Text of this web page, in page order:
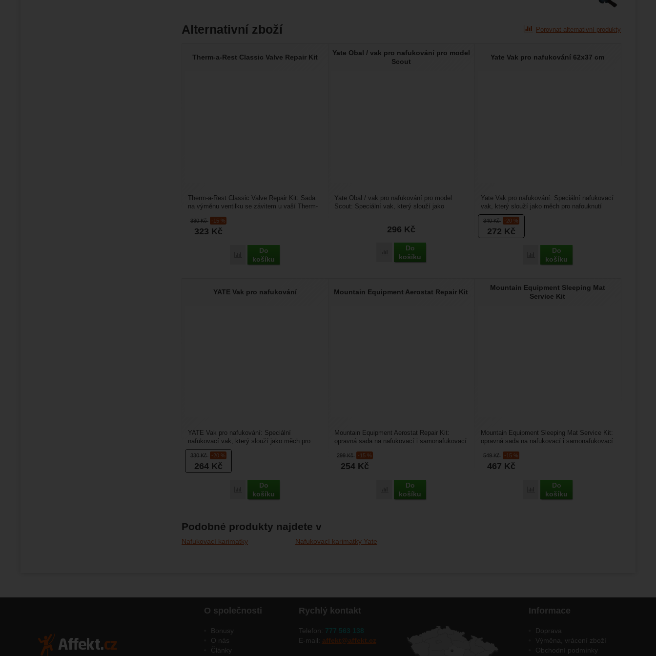
Alternativní zboží Porovnat alternativní produkty
Therm-a-Rest Classic Valve Repair Kit
380Kč -15 %
323 Kč
Porovnat
Do
košíku
Therm-a-Rest Classic Valve Repair Kit: Sada
na výměnu ventilku se závitem u vaší Therm-
Yate Obal / vak pro nafukování pro model
Scout
296 Kč
Porovnat
Do
košíku
Yate Obal / vak pro nafukování pro model
Scout: Speciální vak, který slouží jako
Yate Vak pro nafukování 62x37 cm
340Kč -20 %
272 Kč
Porovnat
Do
košíku
Yate Vak pro nafukování: Speciální nafukovací
vak, který slouží jako měch pro nafouknutí
karimatek Lito...
YATE Vak pro nafukování
330Kč -20 %
264 Kč
Porovnat
Do
košíku
YATE Vak pro nafukování: Speciální
nafukovací vak, který slouží jako měch pro
nafouknutí karimatek (Scout,...
Mountain Equipment Aerostat Repair Kit
299Kč -15 %
254 Kč
Porovnat
Do
košíku
Mountain Equipment Aerostat Repair Kit:
opravná sada na nafukovací i samonafukovací
Mountain Equipment Sleeping Mat
Service Kit
549Kč -15 %
467 Kč
Porovnat
Do
košíku
Mountain Equipment Sleeping Mat Service Kit:
opravná sada na nafukovací i samonafukovací
Podobné produkty najdete v
Nafukovací karimatky Nafukovací karimatky Yate
O společnosti
Bonusy
O nás
Články
Rychlý kontakt
Telefon: 777 563 138
E-mail: affekt@affekt.cz
Informace
Doprava
Výměna, vrácení zboží
Obchodní podmínky